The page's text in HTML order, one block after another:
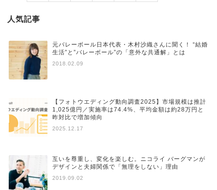
人気記事
元バレーボール日本代表・木村沙織さんに聞く！ “結婚
生活”と”バレーボール”の「意外な共通解」とは
2018.02.09
【フォトウエディング動向調査2025】市場規模は推計
1,025億円／実施率は74.4%、平均金額は約28万円と
昨対比で増加傾向
2025.12.17
互いを尊重し、変化を楽しむ。ニコライ バーグマンが
デザインと夫婦関係で「無理をしない」理由
2019.09.02